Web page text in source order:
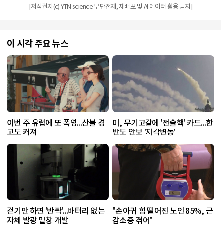
[저작권자(c) YTN science 무단전재, 재배포 및 AI 데이터 활용 금지]
이 시각 주요 뉴스
이번 주 유럽에 또 폭염...산불 경
고도 커져
미, 무기고갈에 '전술핵' 카드...한
반도 안보 '지각변동'
걷기만 하면 '반짝'...배터리 없는
자체 발광 밑창 개발
"손아귀 힘 떨어진 노인 85%, 근
감소증 겪어"